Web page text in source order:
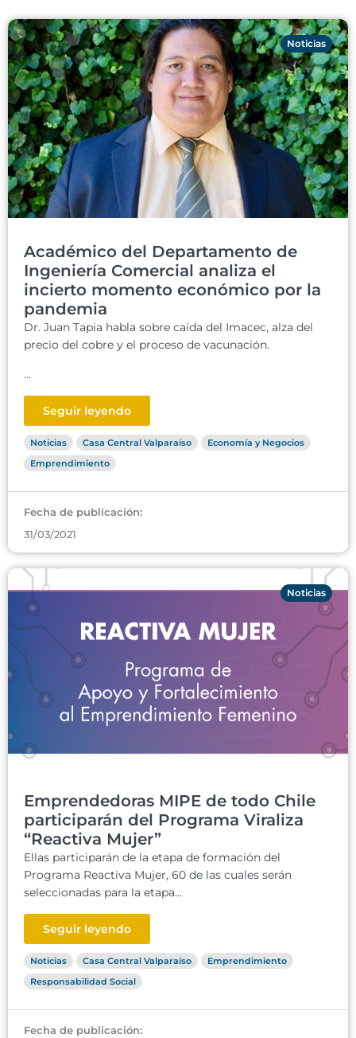
Noticias
Académico del Departamento de
Ingeniería Comercial analiza el
incierto momento económico por la
pandemia
Dr. Juan Tapia habla sobre caída del Imacec, alza del
precio del cobre y el proceso de vacunación.
...
Seguir leyendo
Noticias Casa Central Valparaíso
Economía y Negocios
Emprendimiento
Fecha de publicación:
31/03/2021
Noticias
Emprendedoras MIPE de todo Chile
participarán del Programa Viraliza
“Reactiva Mujer”
Ellas participarán de la etapa de formación del
Programa Reactiva Mujer, 60 de las cuales serán
seleccionadas para la etapa...
Seguir leyendo
Noticias Casa Central Valparaíso
Emprendimiento
Responsabilidad Social
Fecha de publicación: